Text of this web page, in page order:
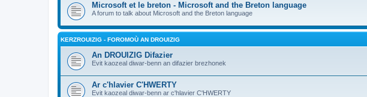
Microsoft et le breton - Microsoft and the Breton language
A forum to talk about Microsoft and the Breton language
KERZROUIZIG - FOROMOÙ AN DROUIZIG
An DROUIZIG Difazier
Evit kaozeal diwar-benn an difazier brezhonek
Ar c'hlavier C'HWERTY
Evit kaozeal diwar-benn ar c'hlavier C'HWERTY